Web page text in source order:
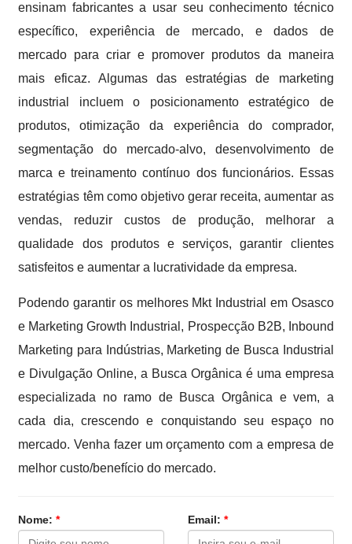
ensinam fabricantes a usar seu conhecimento técnico
específico, experiência de mercado, e dados de
mercado para criar e promover produtos da maneira
mais eficaz. Algumas das estratégias de marketing
industrial incluem o posicionamento estratégico de
produtos, otimização da experiência do comprador,
segmentação do mercado-alvo, desenvolvimento de
marca e treinamento contínuo dos funcionários. Essas
estratégias têm como objetivo gerar receita, aumentar as
vendas, reduzir custos de produção, melhorar a
qualidade dos produtos e serviços, garantir clientes
satisfeitos e aumentar a lucratividade da empresa.
Podendo garantir os melhores Mkt Industrial em Osasco
e Marketing Growth Industrial, Prospecção B2B, Inbound
Marketing para Indústrias, Marketing de Busca Industrial
e Divulgação Online, a Busca Orgânica é uma empresa
especializada no ramo de Busca Orgânica e vem, a
cada dia, crescendo e conquistando seu espaço no
mercado. Venha fazer um orçamento com a empresa de
melhor custo/benefício do mercado.
Nome:* Email: *